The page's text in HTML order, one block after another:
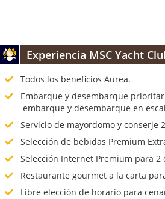
Experiencia MSC Yacht
Todos los beneficios Aurea.
Embarque y desembarque
embarque y desembarque en
Servicio de mayordomo y conserje
Selección de bebidas Premium
Selección Internet Premium para 2
Restaurante gourmet a la carta
Libre elección de horario para